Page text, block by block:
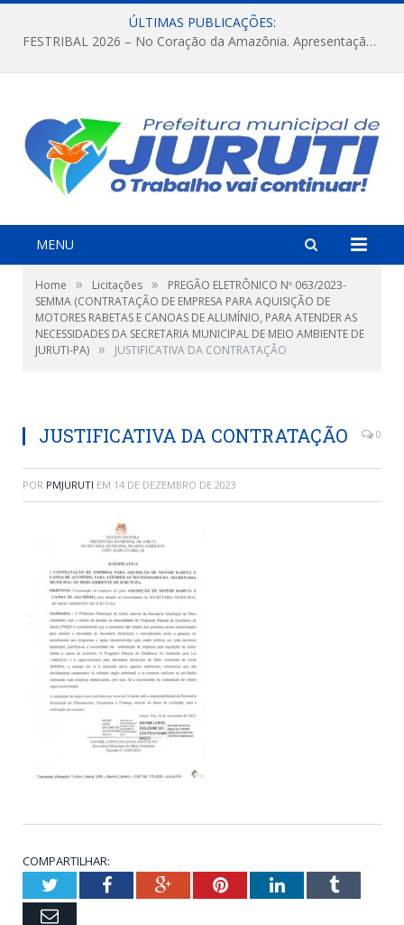
ÚLTIMAS PUBLICAÇÕES:
FESTRIBAL 2026 – No Coração da Amazônia. Apresentação da Munduruku.
MENU
Home » Licitações »
PREGÃO ELETRÔNICO Nº 063/2023-
SEMMA (CONTRATAÇÃO DE EMPRESA PARA AQUISIÇÃO DE
MOTORES RABETAS E CANOAS DE ALUMÍNIO, PARA ATENDER AS
NECESSIDADES DA SECRETARIA MUNICIPAL DE MEIO AMBIENTE DE
JURUTI-PA) » JUSTIFICATIVA DA CONTRATAÇÃO
JUSTIFICATIVA DA CONTRATAÇÃO 0
POR PMJURUTI EM 14 DE DEZEMBRO DE 2023
COMPARTILHAR:
TwitterFacebookGoogle+PinterestLinkedInTumblr
Email